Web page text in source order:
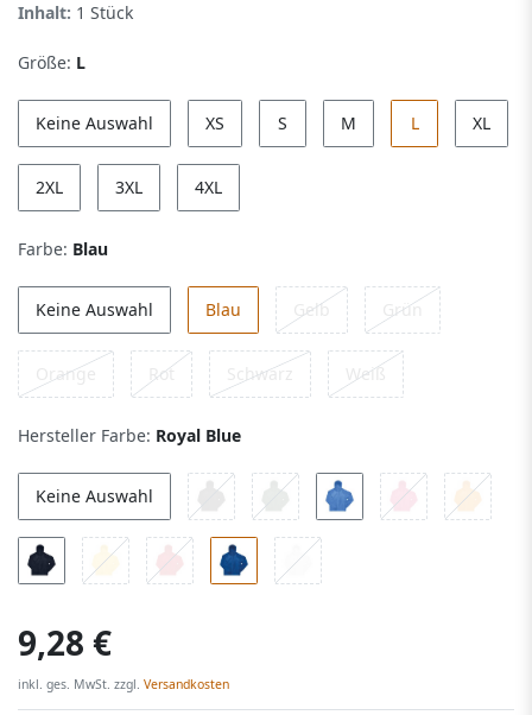
Inhalt: 1 Stück
Größe: L
Keine Auswahl XS S M L XL
2XL 3XL 4XL
Farbe: Blau
Keine Auswahl Blau Gelb Grün
Orange Rot Schwarz Weiß
Hersteller Farbe: Royal Blue
Keine Auswahl
9,28 €
inkl. ges. MwSt. zzgl. Versandkosten